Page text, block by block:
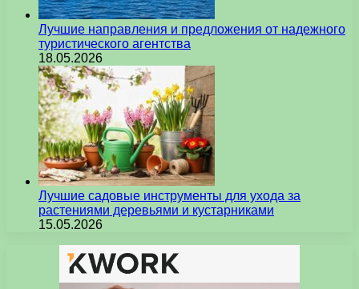
Лучшие направления и предложения от надежного
туристического агентства
18.05.2026
Лучшие садовые инструменты для ухода за
растениями деревьями и кустарниками
15.05.2026